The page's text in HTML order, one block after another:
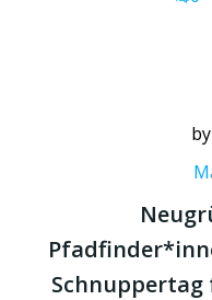
by
Schnuppertag